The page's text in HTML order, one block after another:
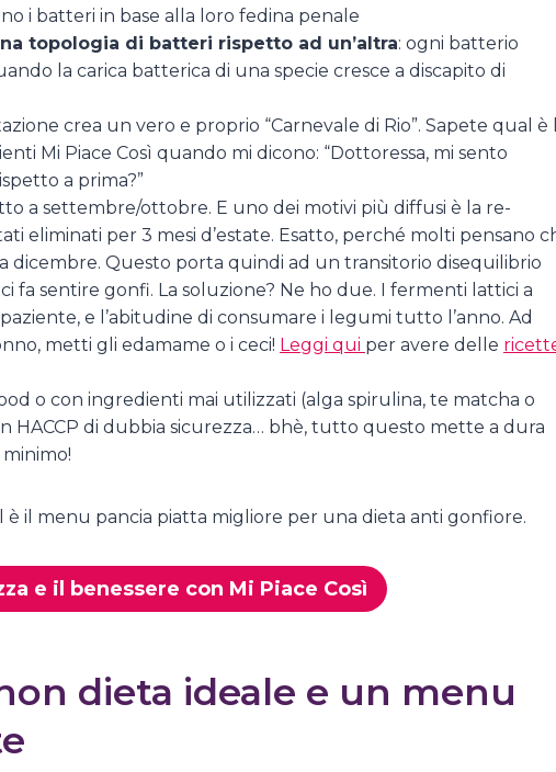
i batteri in base alla loro fedina penale
topologia di batteri rispetto ad un’altra: ogni batterio
la carica batterica di una specie cresce a discapito di
crea un vero e proprio “Carnevale di Rio”. Sapete qual è
Mi Piace Così quando mi dicono: “Dottoressa, mi sento
a prima?”
a settembre/ottobre. E uno dei motivi più diffusi è la re-
eliminati per 3 mesi d’estate. Esatto, perché molti pensano
dicembre. Questo porta quindi ad un transitorio disequilibrio
fa sentire gonfi. La soluzione? Ne ho due. I fermenti lattici a
e l’abitudine di consumare i legumi tutto l’anno. Ad
metti gli edamame o i ceci! Leggi qui per avere delle
o con ingredienti mai utilizzati (alga spirulina, te matcha o
HACCP di dubbia sicurezza… bhè, tutto questo mette a dura
è il menu pancia piatta migliore per una dieta anti gonfiore.
e il benessere con Mi Piace Così
dieta ideale e un menu